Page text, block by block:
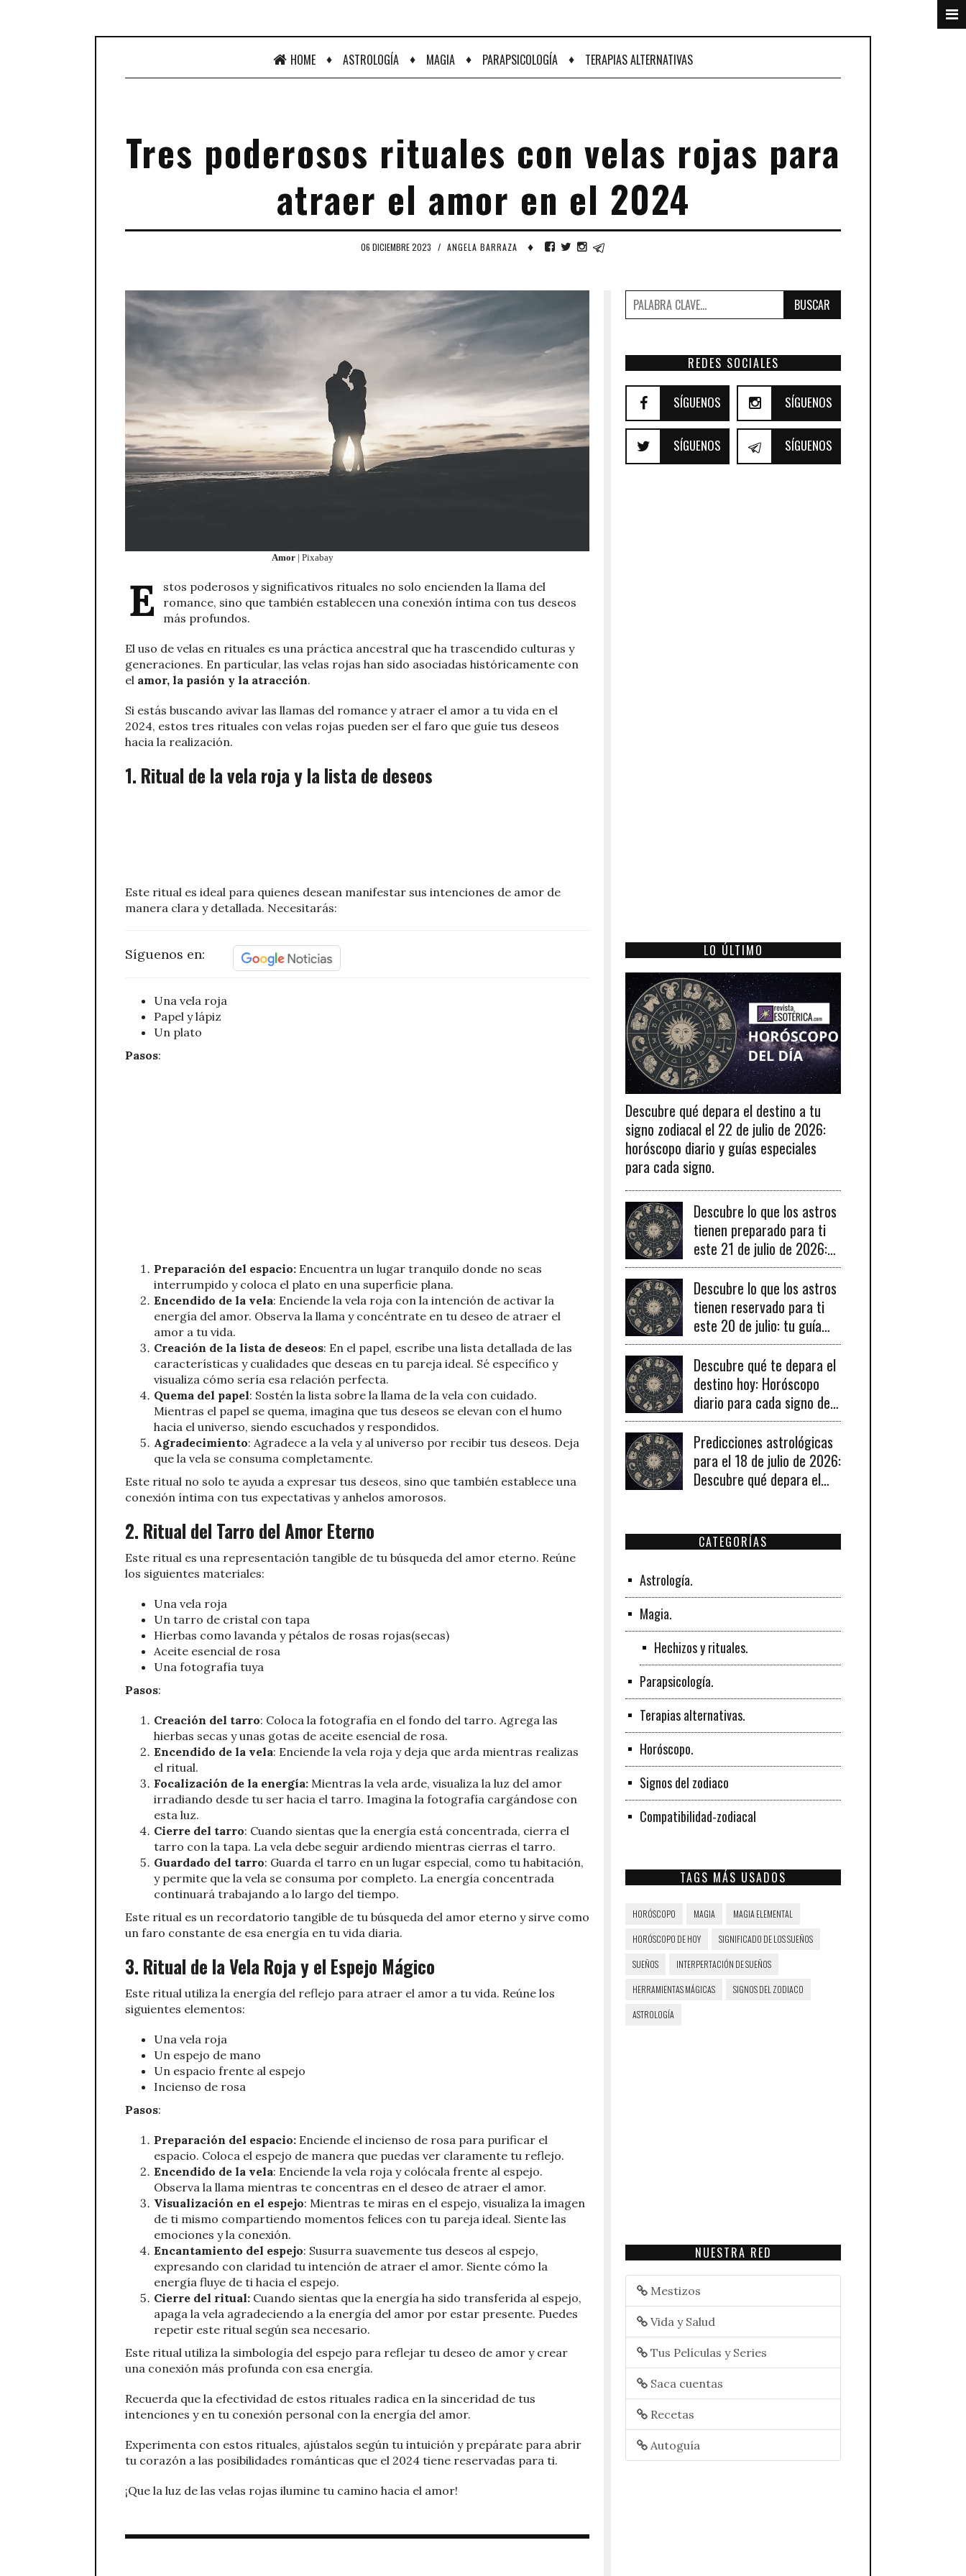
HOME ♦ ASTROLOGÍA ♦ MAGIA ♦ PARAPSICOLOGÍA ♦ TERAPIAS ALTERNATIVAS
Tres poderosos rituales con velas rojas para
atraer el amor en el 2024
06 DICIEMBRE 2023 / ANGELA BARRAZA ♦
Amor | Pixabay
E
stos poderosos y significativos rituales no solo encienden la llama del
romance, sino que también establecen una conexión íntima con tus deseos
más profundos.
El uso de velas en rituales es una práctica ancestral que ha trascendido culturas y
generaciones. En particular, las velas rojas han sido asociadas históricamente con
el amor, la pasión y la atracción.
Si estás buscando avivar las llamas del romance y atraer el amor a tu vida en el
2024, estos tres rituales con velas rojas pueden ser el faro que guíe tus deseos
hacia la realización.
1. Ritual de la vela roja y la lista de deseos
Este ritual es ideal para quienes desean manifestar sus intenciones de amor de
manera clara y detallada. Necesitarás:
Síguenos en:
Una vela roja
Papel y lápiz
Un plato
Pasos:
Preparación del espacio: Encuentra un lugar tranquilo donde no seas
interrumpido y coloca el plato en una superficie plana.
Encendido de la vela: Enciende la vela roja con la intención de activar la
energía del amor. Observa la llama y concéntrate en tu deseo de atraer el
amor a tu vida.
Creación de la lista de deseos: En el papel, escribe una lista detallada de las
características y cualidades que deseas en tu pareja ideal. Sé específico y
visualiza cómo sería esa relación perfecta.
Quema del papel: Sostén la lista sobre la llama de la vela con cuidado.
Mientras el papel se quema, imagina que tus deseos se elevan con el humo
hacia el universo, siendo escuchados y respondidos.
Agradecimiento: Agradece a la vela y al universo por recibir tus deseos. Deja
que la vela se consuma completamente.
Este ritual no solo te ayuda a expresar tus deseos, sino que también establece una
conexión íntima con tus expectativas y anhelos amorosos.
2. Ritual del Tarro del Amor Eterno
Este ritual es una representación tangible de tu búsqueda del amor eterno. Reúne
los siguientes materiales:
Una vela roja
Un tarro de cristal con tapa
Hierbas como lavanda y pétalos de rosas rojas(secas)
Aceite esencial de rosa
Una fotografía tuya
Pasos:
Creación del tarro: Coloca la fotografía en el fondo del tarro. Agrega las
hierbas secas y unas gotas de aceite esencial de rosa.
Encendido de la vela: Enciende la vela roja y deja que arda mientras realizas
el ritual.
Focalización de la energía: Mientras la vela arde, visualiza la luz del amor
irradiando desde tu ser hacia el tarro. Imagina la fotografía cargándose con
esta luz.
Cierre del tarro: Cuando sientas que la energía está concentrada, cierra el
tarro con la tapa. La vela debe seguir ardiendo mientras cierras el tarro.
Guardado del tarro: Guarda el tarro en un lugar especial, como tu habitación,
y permite que la vela se consuma por completo. La energía concentrada
continuará trabajando a lo largo del tiempo.
Este ritual es un recordatorio tangible de tu búsqueda del amor eterno y sirve como
un faro constante de esa energía en tu vida diaria.
3. Ritual de la Vela Roja y el Espejo Mágico
Este ritual utiliza la energía del reflejo para atraer el amor a tu vida. Reúne los
siguientes elementos:
Una vela roja
Un espejo de mano
Un espacio frente al espejo
Incienso de rosa
Pasos:
Preparación del espacio: Enciende el incienso de rosa para purificar el
espacio. Coloca el espejo de manera que puedas ver claramente tu reflejo.
Encendido de la vela: Enciende la vela roja y colócala frente al espejo.
Observa la llama mientras te concentras en el deseo de atraer el amor.
Visualización en el espejo: Mientras te miras en el espejo, visualiza la imagen
de ti mismo compartiendo momentos felices con tu pareja ideal. Siente las
emociones y la conexión.
Encantamiento del espejo: Susurra suavemente tus deseos al espejo,
expresando con claridad tu intención de atraer el amor. Siente cómo la
energía fluye de ti hacia el espejo.
Cierre del ritual: Cuando sientas que la energía ha sido transferida al espejo,
apaga la vela agradeciendo a la energía del amor por estar presente. Puedes
repetir este ritual según sea necesario.
Este ritual utiliza la simbología del espejo para reflejar tu deseo de amor y crear
una conexión más profunda con esa energía.
Recuerda que la efectividad de estos rituales radica en la sinceridad de tus
intenciones y en tu conexión personal con la energía del amor.
Experimenta con estos rituales, ajústalos según tu intuición y prepárate para abrir
tu corazón a las posibilidades románticas que el 2024 tiene reservadas para ti.
¡Que la luz de las velas rojas ilumine tu camino hacia el amor!
BUSCAR
REDES SOCIALES
SÍGUENOS SÍGUENOS
SÍGUENOS SÍGUENOS
LO ÚLTIMO
Descubre qué depara el destino a tu
signo zodiacal el 22 de julio de 2026:
horóscopo diario y guías especiales
para cada signo.
Descubre lo que los astros
tienen preparado para ti
este 21 de julio de 2026:
tu horóscopo diario
revelado.
Descubre lo que los astros
tienen reservado para ti
este 20 de julio: tu guía
diaria de horóscopo y
recomendaciones para un
día lleno de fortuna.
Descubre qué te depara el
destino hoy: Horóscopo
diario para cada signo del
19 de julio de 2026
Predicciones astrológicas
para el 18 de julio de 2026:
Descubre qué depara el
CATEGORÍAS
Astrología.
Magia.
Hechizos y rituales.
Parapsicología.
Terapias alternativas.
Horóscopo.
Signos del zodiaco
Compatibilidad-zodiacal
TAGS MÁS USADOS
HORÓSCOPO MAGIA MAGIA ELEMENTAL
HORÓSCOPO DE HOY SIGNIFICADO DE LOS SUEÑOS
SUEÑOS INTERPERTACIÓN DE SUEÑOS
HERRAMIENTAS MÁGICAS SIGNOS DEL ZODIACO
ASTROLOGÍA
NUESTRA RED
Mestizos
Vida y Salud
Tus Películas y Series
Saca cuentas
Recetas
Autoguía